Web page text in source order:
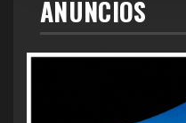
ANUNCIOS